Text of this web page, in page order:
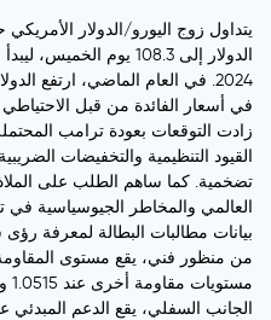
الدولار إلى 108.3 يوم
في أسعار الفائدة من قبل
زادت التوقعات بعودة ترامب
القيود التنظيمية والتخفيضات
تضخمية. كما ساهم الطلب على
العالمي والمخاطر الجيوسياسية في
بيانات مطالبات البطالة لمعرفة